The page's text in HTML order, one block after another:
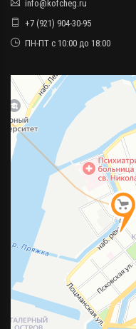
info@kofcheg.ru
+7 (921) 904-30-95
ПН-ПТ с 10:00 до 18:00